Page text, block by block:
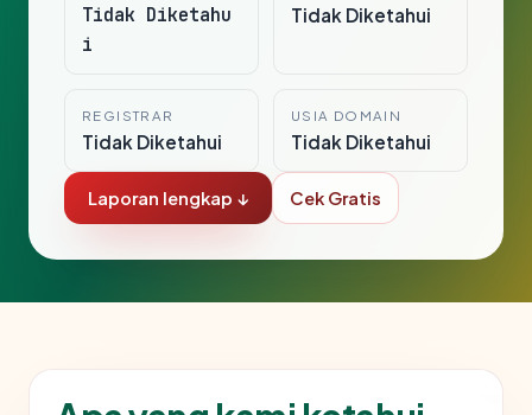
Tidak Diketahu
i
Tidak Diketahui
REGISTRAR
Tidak Diketahui
USIA DOMAIN
Tidak Diketahui
Laporan lengkap ↓ Cek Gratis